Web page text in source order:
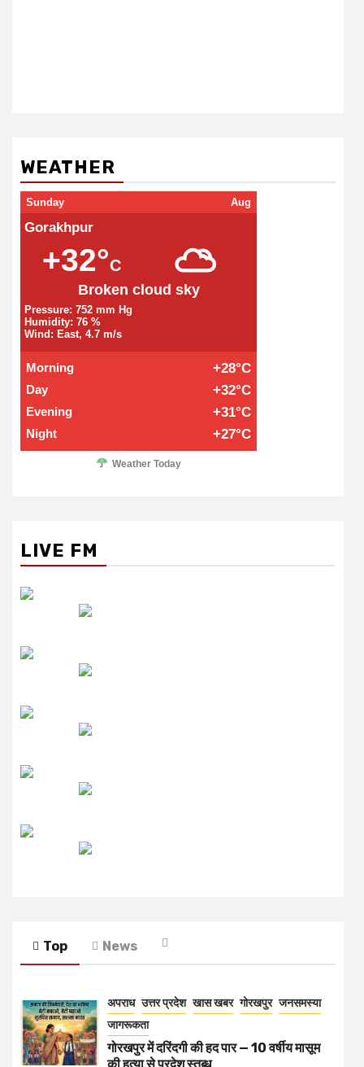
WEATHER
Sunday Aug
Gorakhpur
+32°C
Broken cloud sky
Pressure: 752 mm Hg
Humidity: 76 %
Wind: East, 4.7 m/s
Morning +28°C
Day +32°C
Evening +31°C
Night +27°C
Weather Today
LIVE FM
Top News
अपराध उत्तर प्रदेश खास खबर गोरखपुर जनसमस्या
जागरूकता
गोरखपुर में दरिंदगी की हद पार — 10 वर्षीय मासूम
की हत्या से प्रदेश स्तब्ध